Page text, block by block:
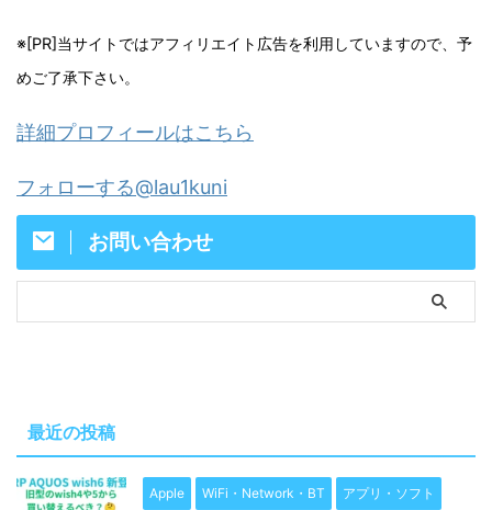
※[PR]当サイトではアフィリエイト広告を利用していますので、予
めご了承下さい。
詳細プロフィールはこちら
フォローする@lau1kuni
お問い合わせ
最近の投稿
Apple WiFi・Network・BT アプリ・ソフト